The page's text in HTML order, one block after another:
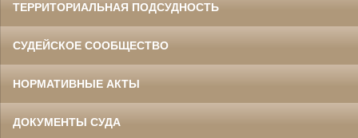
ТЕРРИТОРИАЛЬНАЯ ПОДСУДНОСТЬ
СУДЕЙСКОЕ СООБЩЕСТВО
НОРМАТИВНЫЕ АКТЫ
ДОКУМЕНТЫ СУДА